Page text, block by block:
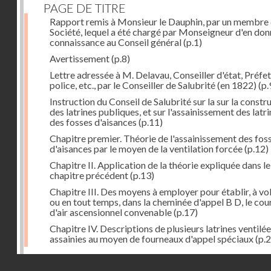
PAGE DE TITRE
Rapport remis à Monsieur le Dauphin, par un membre
Société, lequel a été chargé par Monseigneur d'en
connaissance au Conseil général(p.1)
Avertissement(p.8)
Lettre adressée à M. Delavau, Conseiller d'état,
police, etc., par le Conseiller de Salubrité (en 1822)
Instruction du Conseil de Salubrité sur la sur la
des latrines publiques, et sur l'assainissement des
des fosses d'aisances (p.11)
Chapitre premier. Théorie de l'assainissement des
d'aisances par le moyen de la ventilation forcée(p.12)
Chapitre II. Application de la théorie expliquée dans le
chapitre précédent(p.13)
Chapitre III. Des moyens à employer pour établir, à
ou en tout temps, dans la cheminée d'appel B D, le
d'air ascensionnel convenable(p.17)
Chapitre IV. Descriptions de plusieurs latrines
assainies au moyen de fourneaux d'appel spéciaux
Dernière image